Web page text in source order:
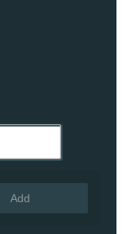
Add